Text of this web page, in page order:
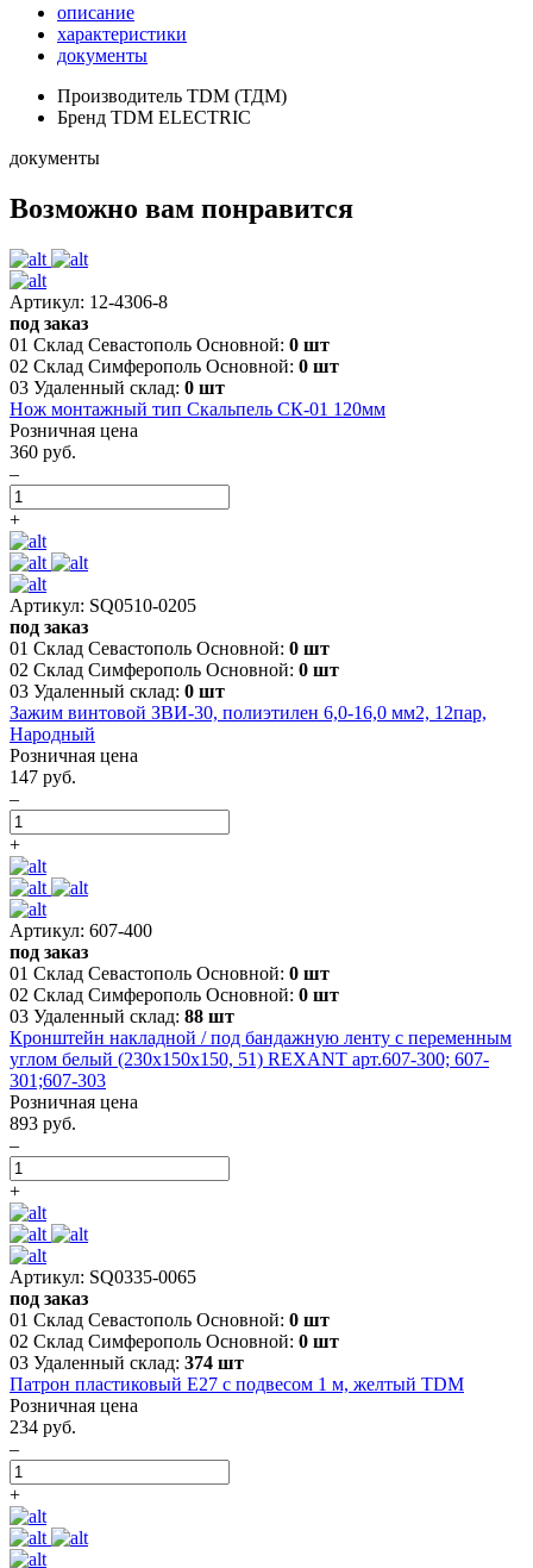
описание
характеристики
документы
Производитель TDM (ТДМ)
Бренд TDM ELECTRIC
документы
Возможно вам понравится
Артикул: 12-4306-8
под заказ
01 Склад Севастополь Основной: 0 шт
02 Склад Симферополь Основной: 0 шт
03 Удаленный склад: 0 шт
Нож монтажный тип Скальпель СК-01 120мм
Розничная цена
360 руб.
–
+
Артикул: SQ0510-0205
под заказ
01 Склад Севастополь Основной: 0 шт
02 Склад Симферополь Основной: 0 шт
03 Удаленный склад: 0 шт
Зажим винтовой ЗВИ-30, полиэтилен 6,0-16,0 мм2, 12пар,
Народный
Розничная цена
147 руб.
–
+
Артикул: 607-400
под заказ
01 Склад Севастополь Основной: 0 шт
02 Склад Симферополь Основной: 0 шт
03 Удаленный склад: 88 шт
Кронштейн накладной / под бандажную ленту с переменным
углом белый (230х150х150, 51) REXANT арт.607-300; 607-
301;607-303
Розничная цена
893 руб.
–
+
Артикул: SQ0335-0065
под заказ
01 Склад Севастополь Основной: 0 шт
02 Склад Симферополь Основной: 0 шт
03 Удаленный склад: 374 шт
Патрон пластиковый Е27 с подвесом 1 м, желтый TDM
Розничная цена
234 руб.
–
+